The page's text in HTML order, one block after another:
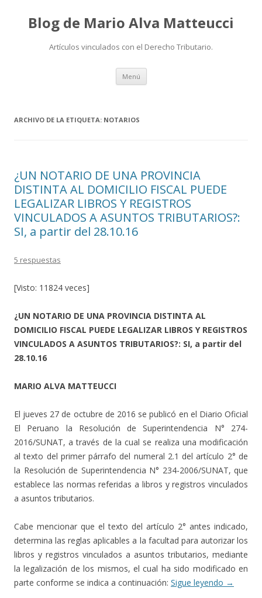
Blog de Mario Alva Matteucci
Artículos vinculados con el Derecho Tributario.
Menú Ir
contenido
ARCHIVO DE LA ETIQUETA: NOTARIOS
¿UN NOTARIO DE UNA PROVINCIA
DISTINTA AL DOMICILIO FISCAL PUEDE
LEGALIZAR LIBROS Y REGISTROS
VINCULADOS A ASUNTOS TRIBUTARIOS?:
SI, a partir del 28.10.16
5 respuestas
[Visto: 11824 veces]
¿UN NOTARIO DE UNA PROVINCIA DISTINTA AL
DOMICILIO FISCAL PUEDE LEGALIZAR LIBROS Y REGISTROS
VINCULADOS A ASUNTOS TRIBUTARIOS?: SI, a partir del
28.10.16
MARIO ALVA MATTEUCCI
El jueves 27 de octubre de 2016 se publicó en el Diario Oficial
El Peruano la Resolución de Superintendencia N° 274-
2016/SUNAT, a través de la cual se realiza una modificación
al texto del primer párrafo del numeral 2.1 del artículo 2° de
la Resolución de Superintendencia N° 234-2006/SUNAT, que
establece las normas referidas a libros y registros vinculados
a asuntos tributarios.
Cabe mencionar que el texto del artículo 2° antes indicado,
determina las reglas aplicables a la facultad para autorizar los
libros y registros vinculados a asuntos tributarios, mediante
la legalización de los mismos, el cual ha sido modificado en
parte conforme se indica a continuación: Sigue leyendo →